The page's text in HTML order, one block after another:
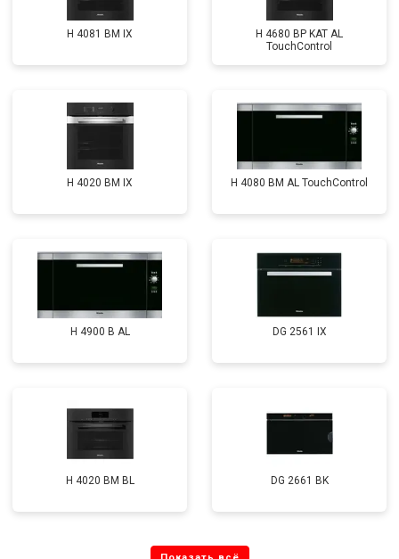
H 4081 ВМ IX
H 4680 BP KAT AL
TouchControl
H 4020 BM IX H 4080 BM AL TouchControl
H 4900 B AL DG 2561 IX
H 4020 BM BL DG 2661 BK